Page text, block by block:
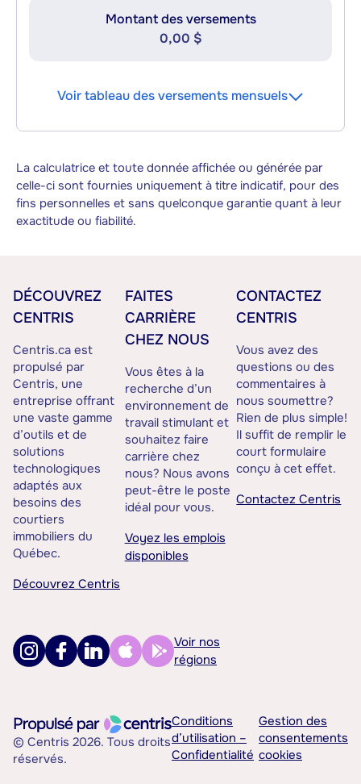
Montant des versements
0,00 $
Voir tableau des versements mensuels
La calculatrice et toute donnée affichée ou générée par
celle-ci sont fournies uniquement à titre indicatif, pour des
fins personnelles et sans quelconque garantie quant à leur
exactitude ou fiabilité.
DÉCOUVREZ
CENTRIS
Centris.ca est
propulsé par
Centris, une
entreprise offrant
une vaste gamme
d’outils et de
solutions
technologiques
adaptés aux
besoins des
courtiers
immobiliers du
Québec.
Découvrez Centris
FAITES
CARRIÈRE
CHEZ NOUS
Vous êtes à la
recherche d’un
environnement de
travail stimulant et
souhaitez faire
carrière chez
nous? Nous avons
peut-être le poste
idéal pour vous.
Voyez les emplois
disponibles
CONTACTEZ
CENTRIS
Vous avez des
questions ou des
commentaires à
nous soumettre?
Rien de plus simple!
Il suffit de remplir le
court formulaire
conçu à cet effet.
Contactez Centris
Voir nos
régions
© Centris 2026. Tous droits
réservés.
Conditions
d’utilisation –
Confidentialité
Gestion des
consentements
cookies